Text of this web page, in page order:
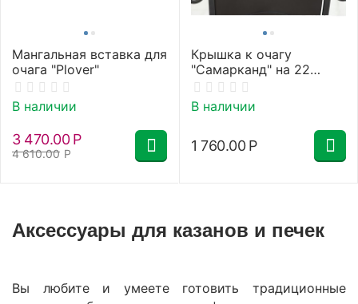
Аксессуары для казанов и печек
Вы любите и умеете готовить традиционные
Мангальная вставка для
очага "Plover"
В наличии
4 610.00 Р
3 470.00 Р
Крышка к очагу
"Самарканд" на 22
литра
В наличии
1 760.00 Р